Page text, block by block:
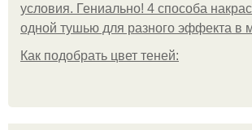
условия. Гениально! 4 способа
одной тушью для разного эффекта в
Как подобрать цвет теней: